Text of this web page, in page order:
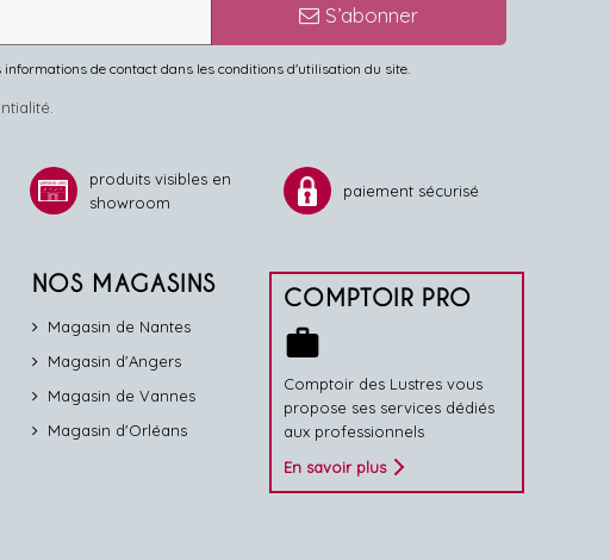
S’abonner
de contact dans les conditions d'utilisation du site.
produits visibles en
showroom
paiement sécurisé
NOS MAGASINS
Magasin de Nantes
Magasin d'Angers
Magasin de Vannes
Magasin d'Orléans
COMPTOIR PRO
work
Comptoir des Lustres vous
propose ses services dédiés
aux professionnels
En savoir plus